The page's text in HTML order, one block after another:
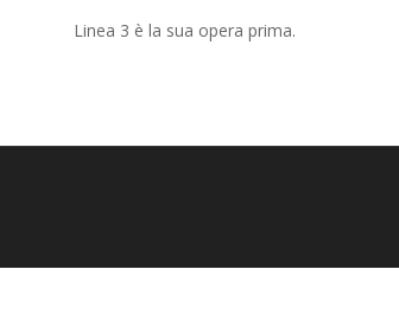
Linea 3 è la sua opera prima.